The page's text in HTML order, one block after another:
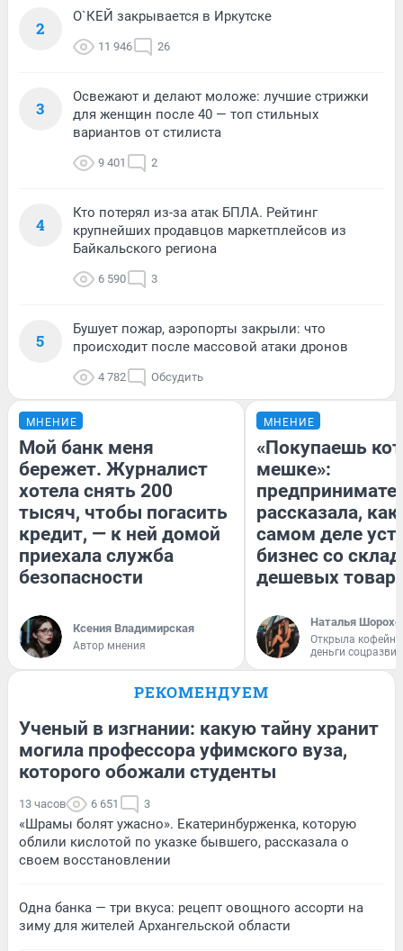
2
О`КЕЙ закрывается в Иркутске
11 946 26
3
Освежают и делают моложе: лучшие стрижки
для женщин после 40 — топ стильных
вариантов от стилиста
9 401 2
4
Кто потерял из-за атак БПЛА. Рейтинг
крупнейших продавцов маркетплейсов из
Байкальского региона
6 590 3
5
Бушует пожар, аэропорты закрыли: что
происходит после массовой атаки дронов
4 782 Обсудить
МНЕНИЕ
Мой банк меня
бережет. Журналист
хотела снять 200
тысяч, чтобы погасить
кредит, — к ней домой
приехала служба
безопасности
Ксения Владимирская
Автор мнения
МНЕНИЕ
«Покупаешь
мешке»:
рассказала, как
самом деле
бизнес со
дешевых
Наталья
Открыла
деньги
РЕКОМЕНДУЕМ
Ученый в изгнании: какую тайну хранит
могила профессора уфимского вуза,
которого обожали студенты
13 часов 6 651 3
«Шрамы болят ужасно». Екатеринбурженка, которую
облили кислотой по указке бывшего, рассказала о
своем восстановлении
Одна банка — три вкуса: рецепт овощного ассорти на
зиму для жителей Архангельской области